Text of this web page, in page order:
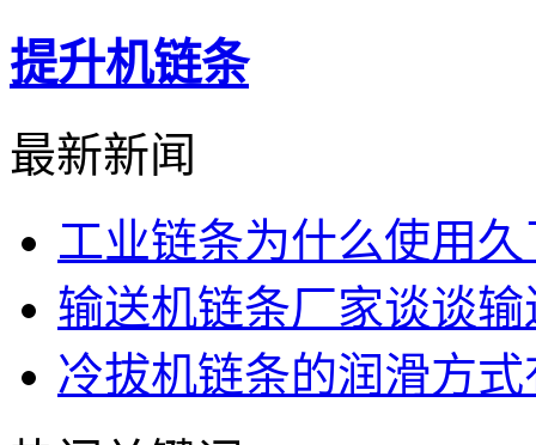
提升机链条
最新新闻
工业链条为什么使用
输送机链条厂家谈谈
冷拔机链条的润滑方